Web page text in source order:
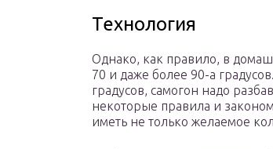
Технология
Однако, как правило, в
70 и даже более 90-а
градусов, самогон надо
некоторые правила и
иметь не только желаемое